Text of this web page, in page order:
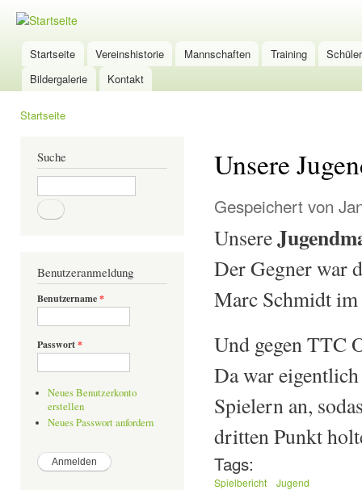
Wölfersheim
Tischtennis
Hauptmenü
Startseite Vereinshistorie Mannschaften Training
Bildergalerie
Kontakt
Startseite
Suche
Benutzeranmeldung
Benutzername*
Passwort*
Neues Benutzerkonto
erstellen
Neues Passwort anfordern
Unsere
Gespeichert von
Unsere
Der Gegner war
Marc Schmidt
Und gegen TTC
Da war
Spielern an,
dritten Punkt
Tags:
Spielbericht Jugend